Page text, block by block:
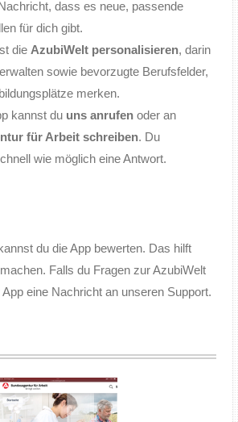
dass es neue, passende
für dich gibt.
die AzubiWelt personalisieren, darin
sowie bevorzugte Berufsfelder,
merken.
kannst du uns anrufen oder an
für Arbeit schreiben. Du
wie möglich eine Antwort.
du die App bewerten. Das hilft
Falls du Fragen zur AzubiWelt
eine Nachricht an unseren Support.